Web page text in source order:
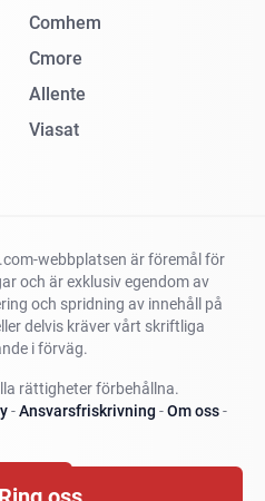
Comhem
Cmore
Allente
Viasat
webbplatsen är föremål för
och är exklusiv egendom av
och spridning av innehåll på
delvis kräver vårt skriftliga
i förväg.
rättigheter förbehållna.
-Ansvarsfriskrivning -Om oss-
land